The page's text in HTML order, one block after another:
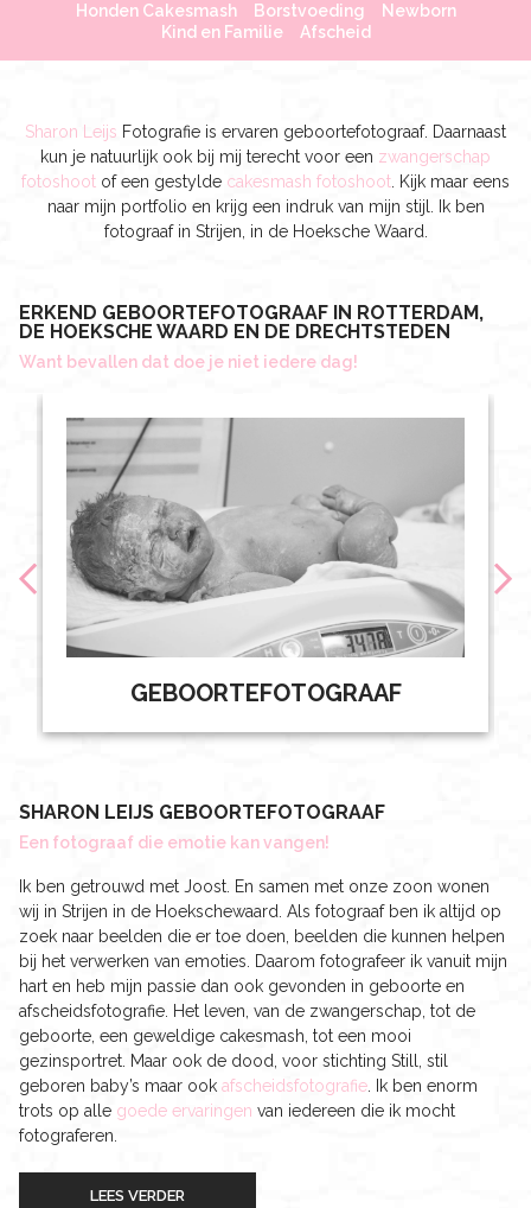
Honden Cakesmash
Borstvoeding
Newborn
Kind en Familie
Afscheid
Sharon Leijs Fotografie is ervaren geboortefotograaf. Daarnaast
kun je natuurlijk ook bij mij terecht voor een zwangerschap
fotoshoot of een gestylde cakesmash fotoshoot . Kijk maar eens
naar mijn portfolio en krijg een indruk van mijn stijl. Ik ben
fotograaf in Strijen, in de Hoeksche Waard.
ERKEND GEBOORTEFOTOGRAAF IN ROTTERDAM,
DE HOEKSCHE WAARD EN DE DRECHTSTEDEN
Want bevallen dat doe je niet iedere dag!
GEBOORTEFOTOGRAAF
SHARON LEIJS GEBOORTEFOTOGRAAF
Een fotograaf die emotie kan vangen!
Ik ben getrouwd met Joost. En samen met onze zoon wonen
wij in Strijen in de Hoekschewaard. Als fotograaf ben ik altijd op
zoek naar beelden die er toe doen, beelden die kunnen helpen
bij het verwerken van emoties. Daarom fotografeer ik vanuit mijn
hart en heb mijn passie dan ook gevonden in geboorte en
afscheidsfotografie. Het leven, van de zwangerschap, tot de
geboorte, een geweldige cakesmash, tot een mooi
gezinsportret. Maar ook de dood, voor stichting Still, stil
geboren baby’s maar ookafscheidsfotografie . Ik ben enorm
trots op alle goede ervaringen van iedereen die ik mocht
fotograferen.
LEES VERDER